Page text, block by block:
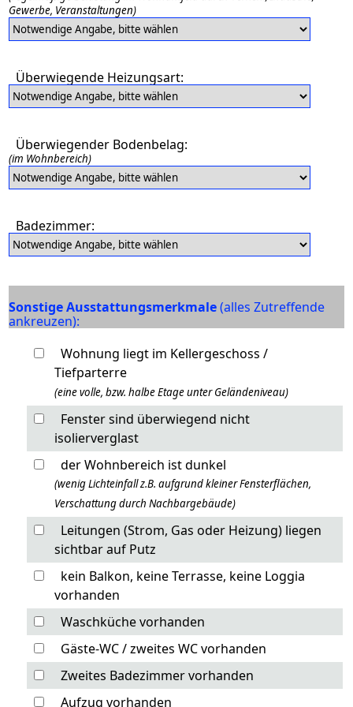
Gewerbe, Veranstaltungen)
Überwiegende Heizungsart:
Überwiegender Bodenbelag:
(im Wohnbereich)
Badezimmer:
Sonstige Ausstattungsmerkmale(alles Zutreffende
ankreuzen):
Wohnung liegt im Kellergeschoss /
Tiefparterre
(eine volle, bzw. halbe Etage unter Geländeniveau)
Fenster sind überwiegend nicht
isolierverglast
der Wohnbereich ist dunkel
(wenig Lichteinfall z.B. aufgrund kleiner Fensterflächen,
Verschattung durch Nachbargebäude)
Leitungen (Strom, Gas oder Heizung) liegen
sichtbar auf Putz
kein Balkon, keine Terrasse, keine Loggia
vorhanden
Waschküche vorhanden
Gäste-WC / zweites WC vorhanden
Zweites Badezimmer vorhanden
Aufzug vorhanden